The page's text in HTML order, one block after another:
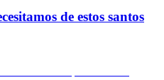
de estos santos